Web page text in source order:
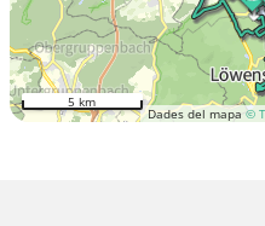
Dades del mapa ©
5 km